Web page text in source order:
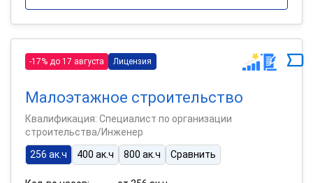
-17% до 17 августа Лицензия
Малоэтажное строительство
Квалификация: Специалист по организации
строительства/Инженер
256 ак.ч
400 ак.ч 800 ак.ч Сравнить